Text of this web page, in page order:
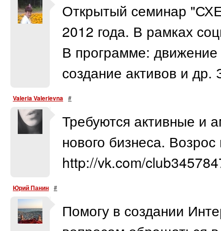
Открытый семинар
2012 года. В рамках
В программе: движение
создание активов и
Valeria Valerievna #
Требуются активные и
нового бизнеса.
http://vk.com/
Юрий Панин #
Помогу в создании